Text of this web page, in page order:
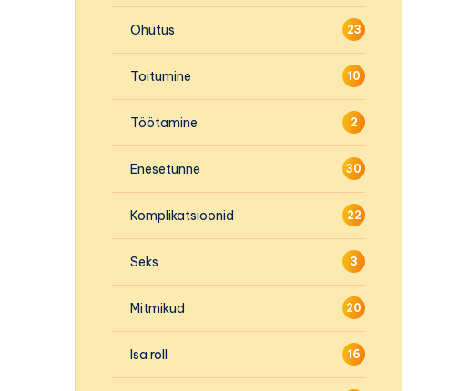
Ohutus 23
Toitumine 10
Töötamine 2
Enesetunne 30
Komplikatsioonid 22
Seks 3
Mitmikud 20
Isa roll 16